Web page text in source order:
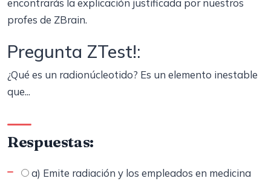
profes de ZBrain.
Pregunta ZTest!:
¿Qué es un radionúcleotido? Es un elemento inestable
que...
Respuestas:
a) Emite radiación y los empleados en medicina